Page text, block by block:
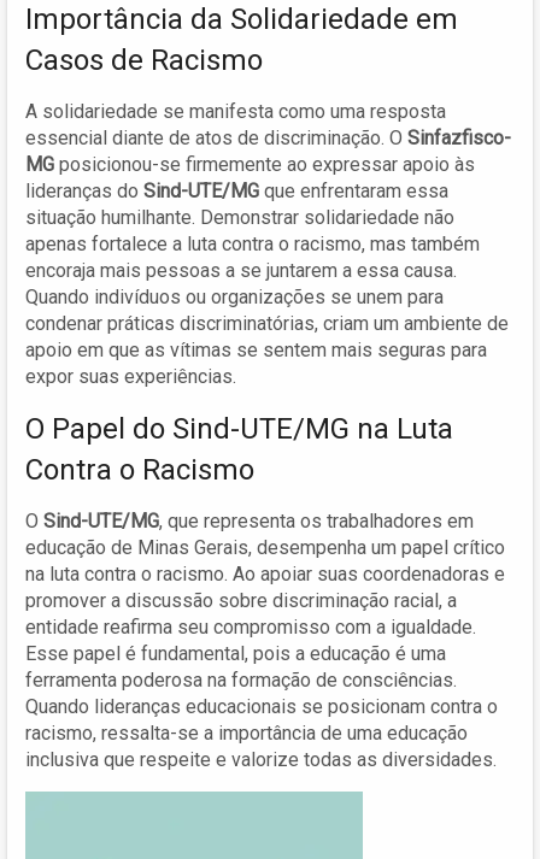
Importância da Solidariedade em
Casos de Racismo
A solidariedade se manifesta como uma resposta
essencial diante de atos de discriminação. O Sinfazfisco-
MG posicionou-se firmemente ao expressar apoio às
lideranças do Sind-UTE/MG que enfrentaram essa
situação humilhante. Demonstrar solidariedade não
apenas fortalece a luta contra o racismo, mas também
encoraja mais pessoas a se juntarem a essa causa.
Quando indivíduos ou organizações se unem para
condenar práticas discriminatórias, criam um ambiente de
apoio em que as vítimas se sentem mais seguras para
expor suas experiências.
O Papel do Sind-UTE/MG na Luta
Contra o Racismo
O Sind-UTE/MG, que representa os trabalhadores em
educação de Minas Gerais, desempenha um papel crítico
na luta contra o racismo. Ao apoiar suas coordenadoras e
promover a discussão sobre discriminação racial, a
entidade reafirma seu compromisso com a igualdade.
Esse papel é fundamental, pois a educação é uma
ferramenta poderosa na formação de consciências.
Quando lideranças educacionais se posicionam contra o
racismo, ressalta-se a importância de uma educação
inclusiva que respeite e valorize todas as diversidades.